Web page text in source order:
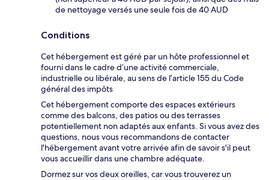
de nettoyage versés une seule fois de 40 AUD
Conditions
Cet hébergement est géré par un hôte professionnel et
fourni dans le cadre d’une activité commerciale,
industrielle ou libérale, au sens de l’article 155 du Code
général des impôts
Cet hébergement comporte des espaces extérieurs
comme des balcons, des patios ou des terrasses
potentiellement non adaptés aux enfants. Si vous avez des
questions, nous vous recommandons de contacter
l'hébergement avant votre arrivée afin de savoir s'il peut
vous accueillir dans une chambre adéquate.
Dormez sur vos deux oreilles, car vous trouverez un